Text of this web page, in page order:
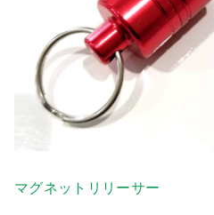
マグネットリリーサー